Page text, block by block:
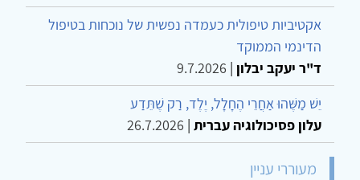
אקטיביות טיפולית כעמדה נפשית של נוכחות בטיפול
הדינמי הממוקד
ד"ר יעקב יבלון |
9.7.2026
יֵשׁ מַשֶּׁהוּ אַחֲרֵי הֶחָלָל, יֶלֶד, רַק שֶׁתֵּדַע
עלון פסיכולוגיה עברית |
26.7.2026
מעוררי עניין